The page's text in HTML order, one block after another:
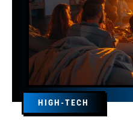
HIGH-TECH